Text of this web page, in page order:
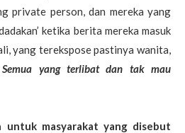
private person, dan mereka yang
ketika berita mereka masuk
yang terekspose pastinya wanita,
Semua yang terlibat dan tak mau
untuk masyarakat yang disebut